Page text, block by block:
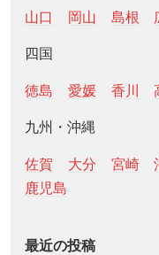
山口 岡山 島根
四国
徳島 愛媛 香川
九州・沖縄
佐賀 大分 宮崎
鹿児島
最近の投稿